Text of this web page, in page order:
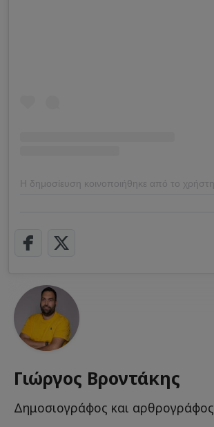
Γιώργος Βροντάκης
Δημοσιογράφος και αρθρογράφος